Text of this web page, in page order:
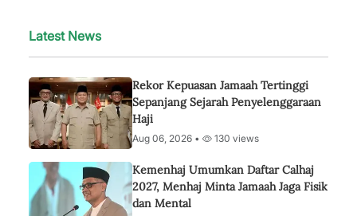
Latest News
Rekor Kepuasan Jamaah Tertinggi
Sepanjang Sejarah Penyelenggaraan
Haji
Aug 06, 2026 • 130 views
Kemenhaj Umumkan Daftar Calhaj
2027, Menhaj Minta Jamaah Jaga Fisik
dan Mental